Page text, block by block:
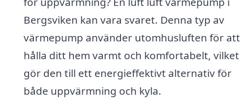
Bergsviken kan vara svaret. Denna typ av
värmepump använder utomhusluften för att
hålla ditt hem varmt och komfortabelt, vilket
gör den till ett energieffektivt alternativ för
både uppvärmning och kyla.